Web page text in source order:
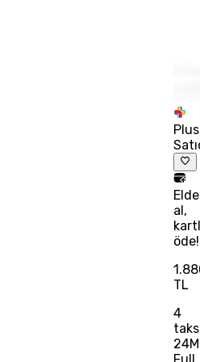
Plus
al,
öde!
TL
4
Full